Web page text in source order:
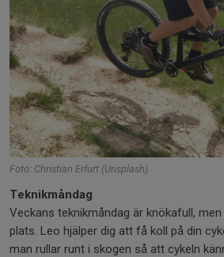
Foto: Christian Erfurt (Unsplash)
Teknikmåndag
Veckans teknikmåndag är knökafull,
plats. Leo hjälper dig att få koll på din
man rullar runt i skogen så att cykeln